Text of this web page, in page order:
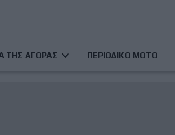
ΤΗΣ ΑΓΟΡΑΣ ΠΕΡΙΟΔΙΚΟ ΜΟΤΟ